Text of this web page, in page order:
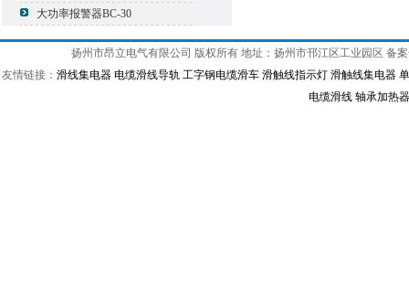
大功率报警器BC-30
扬州市昂立电气有限公司 版权所有 地址：扬州市邗江区工业园区 备
友情链接： 滑线集电器 电缆滑线导轨 工字钢电缆滑车 滑触线指示灯 滑触线集电器
电缆滑线 轴承加热器